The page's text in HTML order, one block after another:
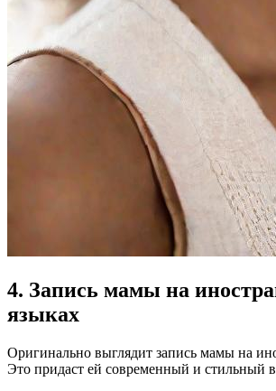
4. Запись мамы на
языках
Оригинально выглядит запись мамы на
Это придаст ей современный и стильный